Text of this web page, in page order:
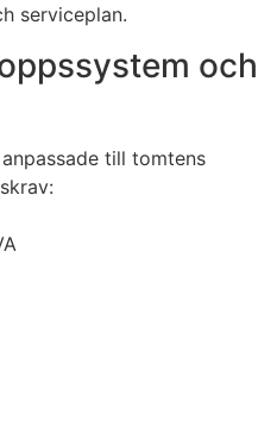
serviceplan.
och
till tomtens